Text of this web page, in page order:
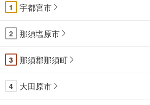
1 宇都宮市
2 那須塩原市
3 那須郡那須町
4 大田原市